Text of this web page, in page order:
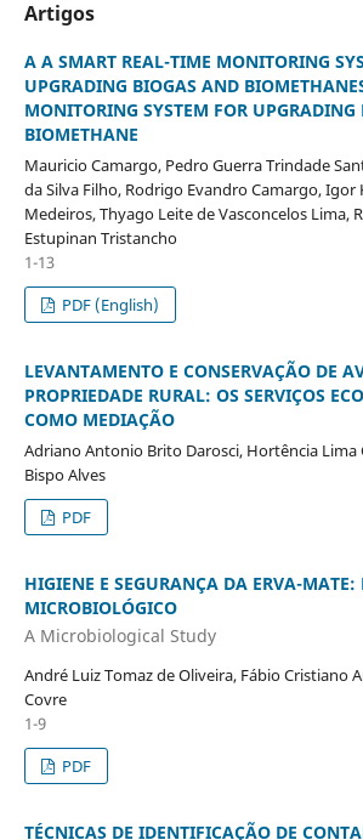
Artigos
A A SMART REAL-TIME MONITORING
UPGRADING BIOGAS AND
MONITORING SYSTEM FOR
BIOMETHANE
Mauricio Camargo, Pedro Guerra Trindade
da Silva Filho, Rodrigo Evandro Camargo, Igor
Medeiros, Thyago Leite de Vasconcelos Lima,
Estupinan Tristancho
1-13
PDF (English)
LEVANTAMENTO E CONSERVAÇÃO DE
PROPRIEDADE RURAL: OS SERVIÇOS
COMO MEDIAÇÃO
Adriano Antonio Brito Darosci, Hortência Lima
Bispo Alves
PDF
HIGIENE E SEGURANÇA DA ERVA-MATE:
MICROBIOLÓGICO
A Microbiological Study
André Luiz Tomaz de Oliveira, Fábio Cristiano
Covre
1-9
PDF
TÉCNICAS DE IDENTIFICAÇÃO DE